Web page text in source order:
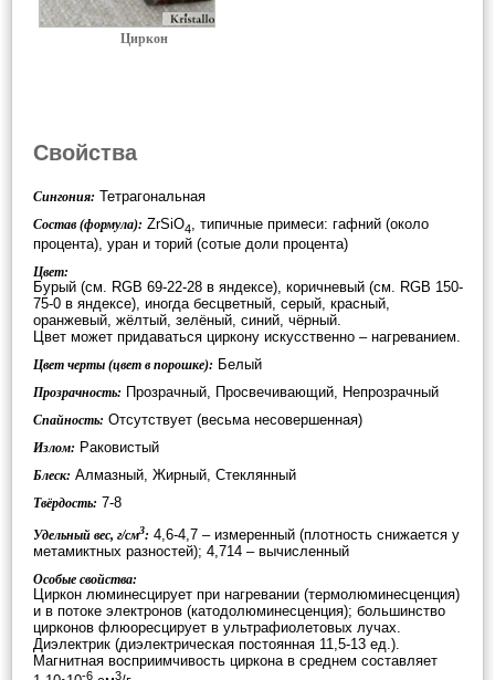
Циркон
Свойства
Сингония: Тетрагональная
Состав (формула): ZrSiO4, типичные примеси: гафний (около
процента), уран и торий (сотые доли процента)
Цвет:
Бурый (см. RGB 69-22-28 в яндексе), коричневый (см. RGB 150-
75-0 в яндексе), иногда бесцветный, серый, красный,
оранжевый, жёлтый, зелёный, синий, чёрный.
Цвет может придаваться циркону искусственно – нагреванием.
Цвет черты (цвет в порошке): Белый
Прозрачность: Прозрачный, Просвечивающий, Непрозрачный
Спайность: Отсутствует (весьма несовершенная)
Излом: Раковистый
Блеск: Алмазный, Жирный, Стеклянный
Твёрдость: 7-8
Удельный вес, г/см3: 4,6-4,7 – измеренный (плотность снижается у
метамиктных разностей); 4,714 – вычисленный
Особые свойства:
Циркон люминесцирует при нагревании (термолюминесценция)
и в потоке электронов (катодолюминесценция); большинство
цирконов флюоресцирует в ультрафиолетовых лучах.
Диэлектрик (диэлектрическая постоянная 11,5-13 ед.).
Магнитная восприимчивость циркона в среднем составляет
-6 3